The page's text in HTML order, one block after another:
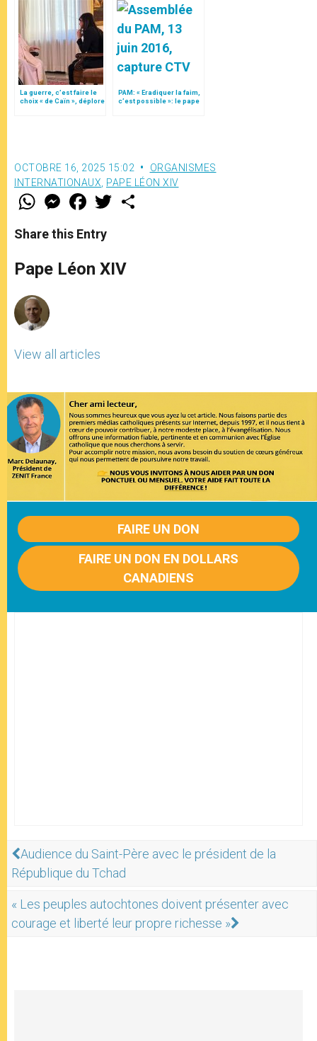
La guerre, c’est faire le
choix « de Caïn », déplore
PAM: « Eradiquer la faim,
c’est possible »: le pape
OCTOBRE 16, 2025 15:02
ORGANISMES
INTERNATIONAUX PAPE LÉON XIV
W
t
s
p
p
M
e
s
e
g
e
F
a
e
b
o
k
w
r
Share this Entry
Pape Léon XIV
View all articles
FAIRE UN DON
FAIRE UN DON EN DOLLARS
CANADIENS
Audience du Saint-Père avec le président de la
République du Tchad
« Les peuples autochtones doivent présenter avec
courage et liberté leur propre richesse »